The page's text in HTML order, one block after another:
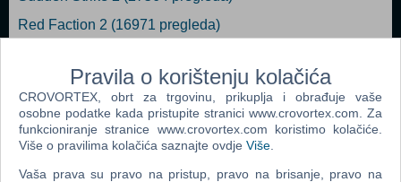
Red Faction 2 (16971 pregleda)
Postal 2 (74360 pregleda)
Aquanox 2 - Revelation (17715 pregleda)
Delta Force: Task Force Dagger (49582 pregleda)
Delta Force: Black Hawk Down (85010 pregleda)
Pravila o korištenju kolačića
CROVORTEX, obrt za trgovinu, prikuplja i obrađuje vaše
osobne podatke kada pristupite stranici www.crovortex.com. Za
funkcioniranje stranice www.crovortex.com koristimo kolačiće.
Više o pravilima kolačića saznajte ovdje Više
Vaša prava su pravo na pristup, pravo na brisanje, pravo na